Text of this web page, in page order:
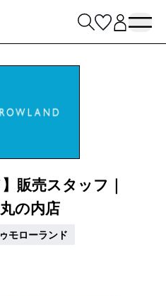
販売スタッフ｜
の内店
モローランド